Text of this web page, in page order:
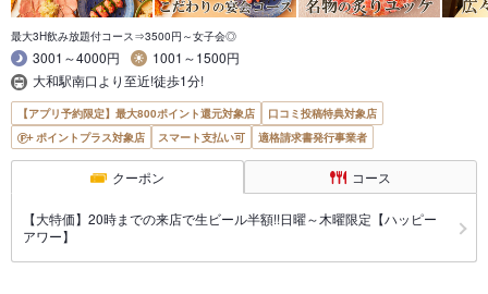
最大3H飲み放題付コース⇒3500円～女子会◎
3001～4000円
1001～1500円
大和駅南口より至近!徒歩1分!
【アプリ予約限定】最大800ポイント還元対象店
口コミ投稿特典対象店
ポイントプラス対象店
スマート支払い可 適格請求書発行事業者
クーポン コース
【大特価】20時までの来店で生ビール半額!!日曜～木曜限定【ハッピー
アワー】